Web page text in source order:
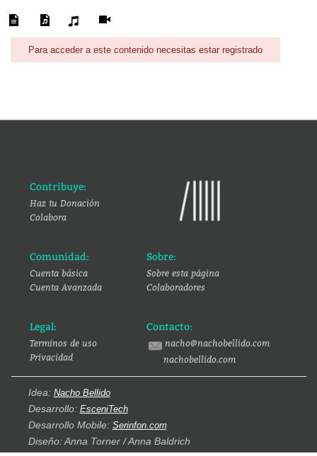
Para acceder a este contenido necesitas estar registrado
Contribuye:
Haz tu Donación
Colabora
Comunidad:
Cuenta básica
Cuenta Avanzada
Sobre:
Sobre esta página
Colaboradores
Legal:
Terminos de uso
Privacidad
Contacto:
nacho@nachobellido.com
nachobellido.com
Idea: Nacho Bellido
Desarrollo: EsceniTech
Desarrollo Mobile: Serinfon.com
Diseño: Anna Torner / Anna Baldrich